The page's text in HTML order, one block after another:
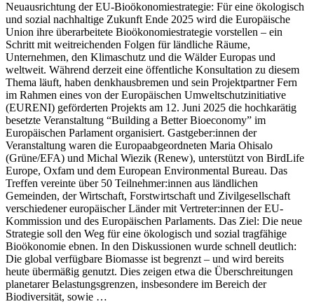
Neuausrichtung der EU-Bioökonomiestrategie: Für eine ökologisch
und sozial nachhaltige Zukunft Ende 2025 wird die Europäische
Union ihre überarbeitete Bioökonomiestrategie vorstellen – ein
Schritt mit weitreichenden Folgen für ländliche Räume,
Unternehmen, den Klimaschutz und die Wälder Europas und
weltweit. Während derzeit eine öffentliche Konsultation zu diesem
Thema läuft, haben denkhausbremen und sein Projektpartner Fern
im Rahmen eines von der Europäischen Umweltschutzinitiative
(EURENI) geförderten Projekts am 12. Juni 2025 die hochkarätig
besetzte Veranstaltung “Building a Better Bioeconomy” im
Europäischen Parlament organisiert. Gastgeber:innen der
Veranstaltung waren die Europaabgeordneten Maria Ohisalo
(Grüne/EFA) und Michal Wiezik (Renew), unterstützt von BirdLife
Europe, Oxfam und dem European Environmental Bureau. Das
Treffen vereinte über 50 Teilnehmer:innen aus ländlichen
Gemeinden, der Wirtschaft, Forstwirtschaft und Zivilgesellschaft
verschiedener europäischer Länder mit Vertreter:innen der EU-
Kommission und des Europäischen Parlaments. Das Ziel: Die neue
Strategie soll den Weg für eine ökologisch und sozial tragfähige
Bioökonomie ebnen. In den Diskussionen wurde schnell deutlich:
Die global verfügbare Biomasse ist begrenzt – und wird bereits
heute übermäßig genutzt. Dies zeigen etwa die Überschreitungen
planetarer Belastungsgrenzen, insbesondere im Bereich der
Biodiversität, sowie …